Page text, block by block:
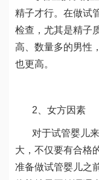
精子才行。在做试
检查，尤其是精子
高、数量多的男性
也更高。
2、女方因素
对于试管婴儿
大，不仅要有合格
准备做试管婴儿之